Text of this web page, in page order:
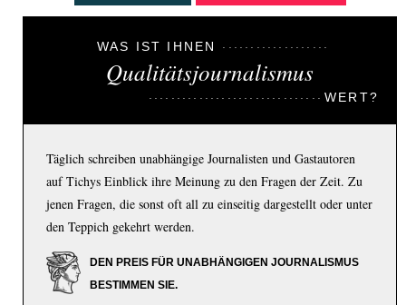
WAS IST IHNEN
Qualitätsjournalismus
WERT?
Täglich schreiben unabhängige Journalisten und Gastautoren
auf Tichys Einblick ihre Meinung zu den Fragen der Zeit. Zu
jenen Fragen, die sonst oft all zu einseitig dargestellt oder unter
den Teppich gekehrt werden.
DEN PREIS FÜR UNABHÄNGIGEN JOURNALISMUS
BESTIMMEN SIE.